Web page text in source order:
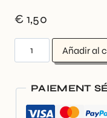
€ 1,50
Añadir al
PAIEMENT